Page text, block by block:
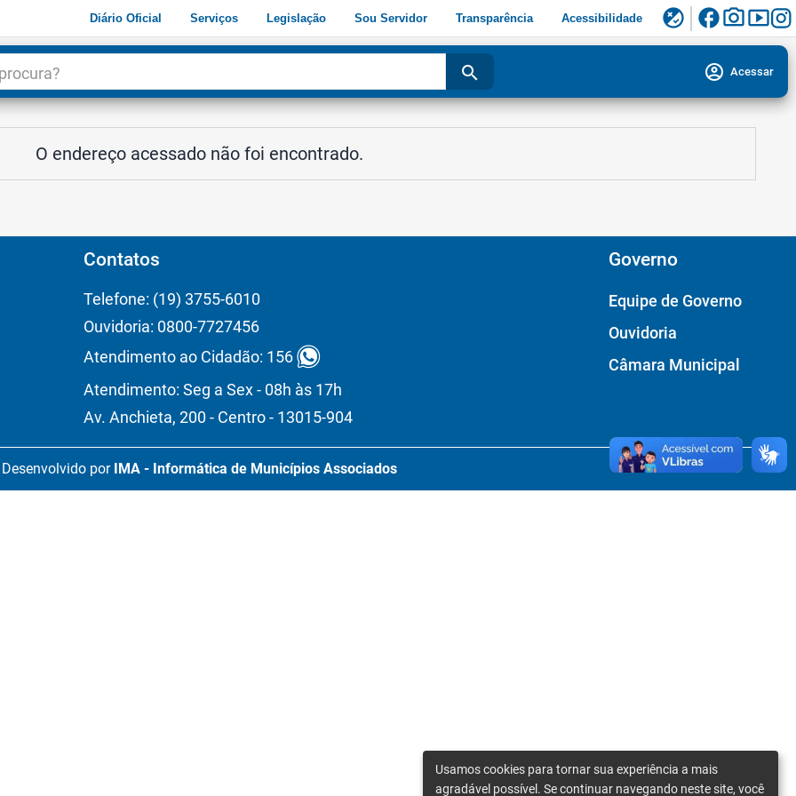
Diário Oficial Serviços Legislação Sou Servidor Transparência Acessibilidade flaky facebookphoto_camerasmart_display
search account_circle Acessar
O endereço acessado não foi encontrado.
Contatos
Telefone: (19) 3755-6010
Ouvidoria: 0800-7727456
Atendimento ao Cidadão: 156
Atendimento: Seg a Sex - 08h às 17h
Av. Anchieta, 200 - Centro - 13015-904
Governo
Equipe de Governo
Ouvidoria
Câmara Municipal
Desenvolvido por IMA - Informática de Municípios Associados
Usamos cookies para tornar sua experiência a mais
agradável possível. Se continuar navegando neste site, você